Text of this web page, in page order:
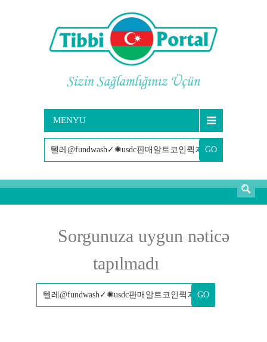
MENYU
GO
AXTARIŞ
Sorgunuza uygun nəticə
tapılmadı
GO